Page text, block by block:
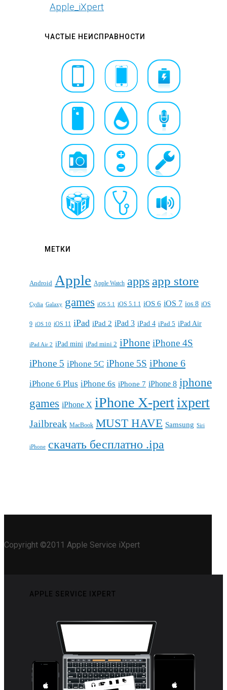
Apple_iXpert
ЧАСТЫЕ НЕИСПРАВНОСТИ
МЕТКИ
Android Apple Apple Watch apps app store
Cydia Galaxy games iOS 5.1 iOS 5.1.1 iOS 6 iOS 7 ios 8 iOS
9 iOS 10 iOS 11 iPad iPad 2 iPad 3 iPad 4 iPad 5 iPad Air
iPad Air 2 iPad mini iPad mini 2 iPhone iPhone 4S
iPhone 5 iPhone 5C iPhone 5S iPhone 6
iPhone 6 Plus iPhone 6s iPhone 7 iPhone 8 iphone
games iPhone X iPhone X-pertixpert
Jailbreak MacBook MUST HAVE Samsung Siri
iPhone скачать бесплатно .ipa
Copyright ©2011 Apple Service iXpert
APPLE SERVICE IXPERT